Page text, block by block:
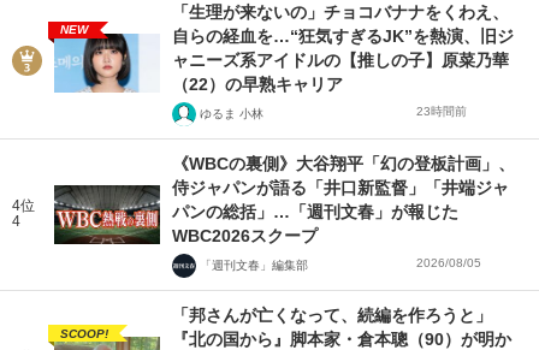
NEW
「生理が来ないの」チョコバナナをくわえ、
自らの経血を…“狂気すぎるJK”を熱演、旧ジ
ャニーズ系アイドルの【推しの子】原菜乃華
（22）の早熟キャリア
ゆるま 小林 23時間前
4位
4
《WBCの裏側》大谷翔平「幻の登板計画」、
侍ジャパンが語る「井口新監督」「井端ジャ
パンの総括」…「週刊文春」が報じた
WBC2026スクープ
「週刊文春」編集部 2026/08/05
SCOOP!
「邦さんが亡くなって、続編を作ろうと」
『北の国から』脚本家・倉本聰（90）が明か